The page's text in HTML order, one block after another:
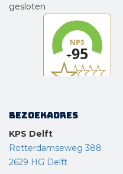
gesloten
Bezoekadres
KPS Delft
Rotterdamseweg 388
2629 HG Delft